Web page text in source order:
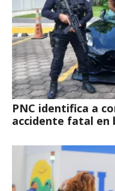
PNC identifica a
accidente fatal en